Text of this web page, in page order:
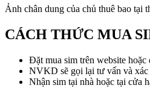
Ảnh chân dung của chủ thuê bao tại
CÁCH THỨC MUA
Đặt mua sim trên website
NVKD sẽ gọi lại tư vấn và xác
Nhận sim tại nhà hoặc tại cửa